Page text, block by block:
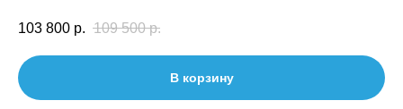
103 800 р. 109 500 р.
В корзину